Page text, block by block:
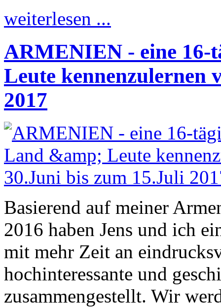
weiterlesen ...
ARMENIEN - eine 16-
Leute kennenzulernen
2017
Basierend auf meiner
2016 haben Jens und ich
mit mehr Zeit an
hochinteressante und
zusammengestellt. Wir